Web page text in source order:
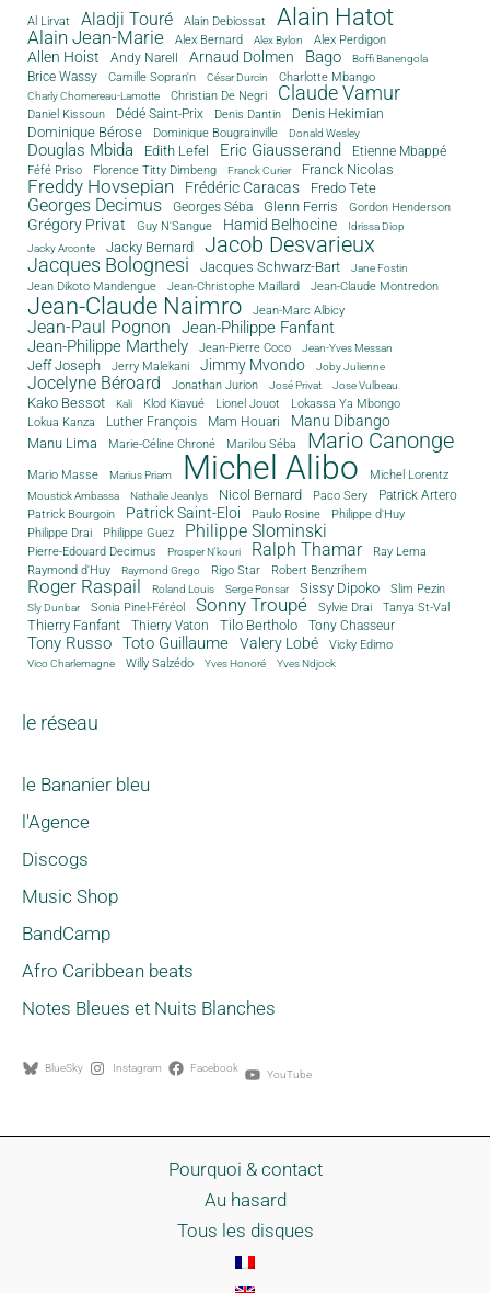
Al Lirvat Aladji Touré Alain Debiossat Alain Hatot
Alain Jean-Marie Alex Bernard Alex Bylon Alex Perdigon
Allen Hoist Andy Narell Arnaud Dolmen Bago Boffi Banengola
Brice Wassy Camille Sopran'n César Durcin Charlotte Mbango
Charly Chomereau-Lamotte Christian De Negri Claude Vamur
Daniel Kissoun Dédé Saint-Prix Denis Dantin Denis Hekimian
Dominique Bérose Dominique Bougrainville Donald Wesley
Douglas Mbida Edith Lefel Eric Giausserand Etienne Mbappé
Féfé Priso Florence Titty Dimbeng Franck Curier Franck Nicolas
Freddy Hovsepian Frédéric Caracas Fredo Tete
Georges Decimus Georges Séba Glenn Ferris Gordon Henderson
Grégory Privat Guy N'Sangue Hamid Belhocine
Idrissa Diop
Jacky Arconte
Jacky Bernard Jacob Desvarieux
Jacques Bolognesi Jacques Schwarz-Bart Jane Fostin
Jean Dikoto Mandengue Jean-Christophe Maillard Jean-Claude Montredon
Jean-Claude Naimro Jean-Marc Albicy
Jean-Paul Pognon
Jean-Philippe Fanfant
Jean-Philippe Marthely
Jean-Pierre Coco Jean-Yves Messan
Jeff Joseph Jerry Malekani Jimmy Mvondo Joby Julienne
Jocelyne Béroard Jonathan Jurion José Privat Jose Vulbeau
Kako Bessot Kali Klod Kiavué Lionel Jouot
Lokassa Ya Mbongo
Lokua Kanza
Luther François Mam Houari Manu Dibango
Manu Lima Marie-Céline Chroné Marilou Séba Mario Canonge
Mario Masse Marius Priam Michel Alibo Michel Lorentz
Moustick Ambassa Nathalie Jeanlys Nicol Bernard Paco Sery
Patrick Artero
Patrick Bourgoin
Patrick Saint-Eloi Paulo Rosine
Philippe d'Huy
Philippe Drai
Philippe Guez Philippe Slominski
Pierre-Edouard Decimus Prosper N'kouri Ralph Thamar
Ray Lema
Raymond d'Huy
Raymond Grego Rigo Star Robert Benzrihem
Roger Raspail Roland Louis Serge Ponsar Sissy Dipoko Slim Pezin
Sly Dunbar Sonia Pinel-Féréol Sonny Troupé Sylvie Drai Tanya St-Val
Thierry Fanfant Thierry Vaton Tilo Bertholo Tony Chasseur
Tony Russo Toto Guillaume Valery Lobé Vicky Edimo
Vico Charlemagne Willy Salzédo Yves Honoré Yves Ndjock
le réseau
le Bananier bleu
l'Agence
Discogs
Music Shop
BandCamp
Afro Caribbean beats
Notes Bleues et Nuits Blanches
BlueSky Instagram Facebook YouTube
Pourquoi & contact
Au hasard
Tous les disques